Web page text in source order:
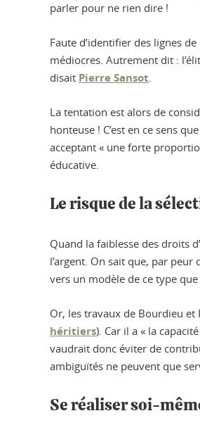
parler pour ne rien dire !
Faute d’identifier des lignes
médiocres. Autrement dit :
disait Pierre Sansot.
La tentation est alors de
honteuse ! C’est en ce sens
acceptant « une forte
éducative.
Le risque de la
Quand la faiblesse des droits
l’argent. On sait que, par peur
vers un modèle de ce type que
Or, les travaux de Bourdieu
héritiers). Car il a « la
vaudrait donc éviter de
ambiguïtés ne peuvent que
Se réaliser soi-